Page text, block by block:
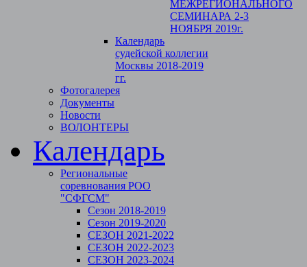
МЕЖРЕГИОНАЛЬНОГО
СЕМИНАРА 2-3
НОЯБРЯ 2019г.
Календарь
судейской коллегии
Москвы 2018-2019
гг.
Фотогалерея
Документы
Новости
ВОЛОНТЕРЫ
Календарь
Региональные
соревнования РОО
"СФГСМ"
Сезон 2018-2019
Сезон 2019-2020
СЕЗОН 2021-2022
СЕЗОН 2022-2023
СЕЗОН 2023-2024